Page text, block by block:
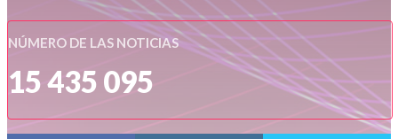
NÚMERO DE LAS NOTICIAS
15 435 095